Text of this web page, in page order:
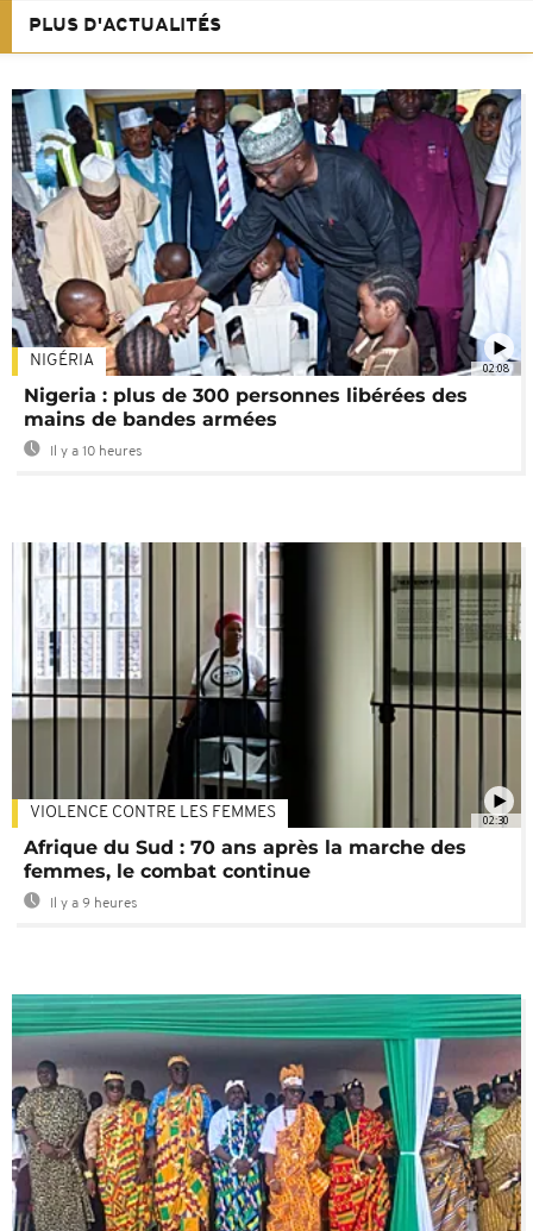
PLUS D'ACTUALITÉS
02:08
NIGÉRIA
Nigeria : plus de 300 personnes libérées des
mains de bandes armées
Il y a 10 heures
02:30
VIOLENCE CONTRE LES FEMMES
Afrique du Sud : 70 ans après la marche des
femmes, le combat continue
Il y a 9 heures